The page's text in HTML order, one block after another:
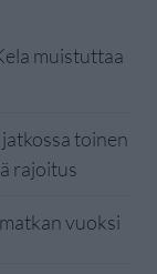
muistuttaa
toinen
rajoitus
vuoksi